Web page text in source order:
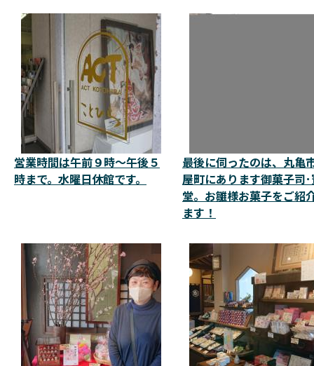
営業時間は午前９時～午後５
時まで。水曜日休館です。
最後に伺ったのは、丸亀
屋町にあります御菓子司
堂。お雛様お菓子をご紹
ます！